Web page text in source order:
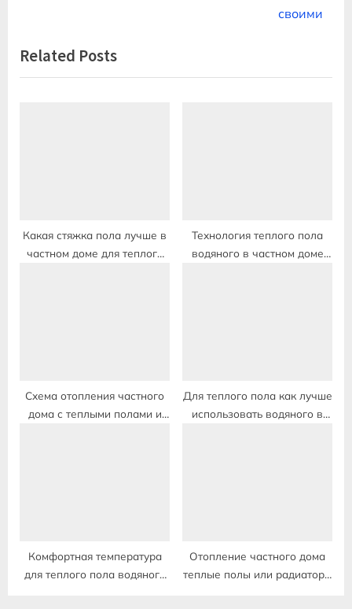
i
o
:
t
P
своими
Related Posts
Какая стяжка пола лучше в
частном доме для теплого
Технология теплого пола
водяного в частном доме
Схема отопления частного
дома с теплыми полами и
Для теплого пола как лучше
использовать водяного в
Комфортная температура
для теплого пола водяного
Отопление частного дома
теплые полы или радиаторы